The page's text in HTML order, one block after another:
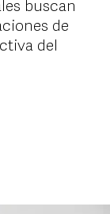
buscan
de
del